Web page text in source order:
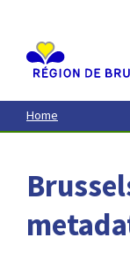
contenu
principal
Home